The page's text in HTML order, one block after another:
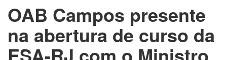
OAB Campos presente
na abertura de curso da